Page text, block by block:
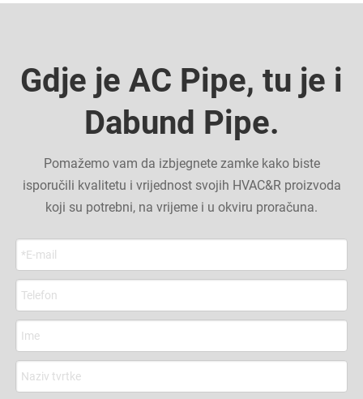
Gdje je AC Pipe, tu je i
Dabund Pipe.
Pomažemo vam da izbjegnete zamke kako biste
isporučili kvalitetu i vrijednost svojih HVAC&R proizvoda
koji su potrebni, na vrijeme i u okviru proračuna.